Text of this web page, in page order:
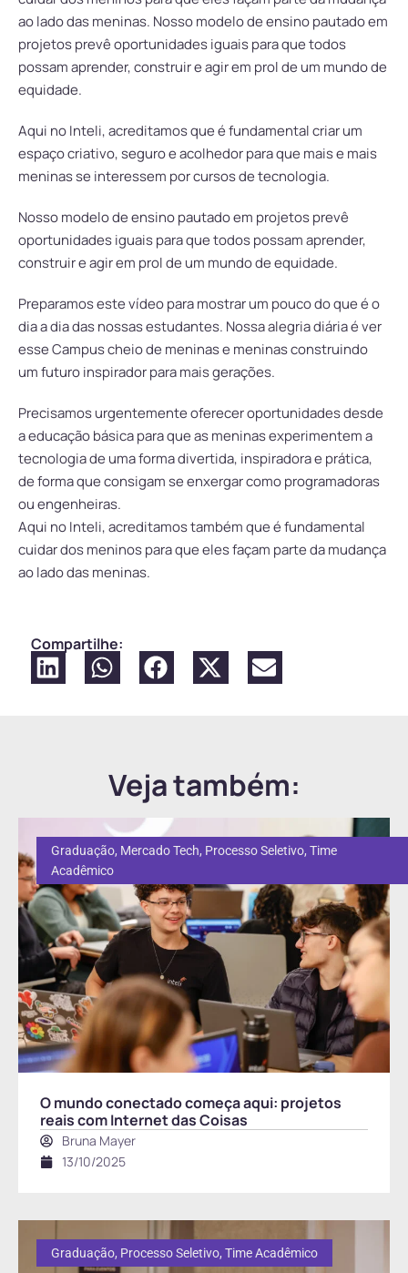
ao lado das meninas. Nosso modelo de ensino pautado em
projetos prevê oportunidades iguais para que todos
possam aprender, construir e agir em prol de um mundo de
equidade.
Aqui no Inteli, acreditamos que é fundamental criar um
espaço criativo, seguro e acolhedor para que mais e mais
meninas se interessem por cursos de tecnologia.
Nosso modelo de ensino pautado em projetos prevê
oportunidades iguais para que todos possam aprender,
construir e agir em prol de um mundo de equidade.
Preparamos este vídeo para mostrar um pouco do que é o
dia a dia das nossas estudantes. Nossa alegria diária é ver
esse Campus cheio de meninas e meninas construindo
um futuro inspirador para mais gerações.
Precisamos urgentemente oferecer oportunidades desde
a educação básica para que as meninas experimentem a
tecnologia de uma forma divertida, inspiradora e prática,
de forma que consigam se enxergar como programadoras
ou engenheiras.
Aqui no Inteli, acreditamos também que é fundamental
cuidar dos meninos para que eles façam parte da mudança
ao lado das meninas.
Compartilhe:
Veja também:
Graduação, Mercado Tech, Processo Seletivo, Time
Acadêmico
O mundo conectado começa aqui: projetos
reais com Internet das Coisas
Bruna Mayer
13/10/2025
Graduação, Processo Seletivo, Time Acadêmico